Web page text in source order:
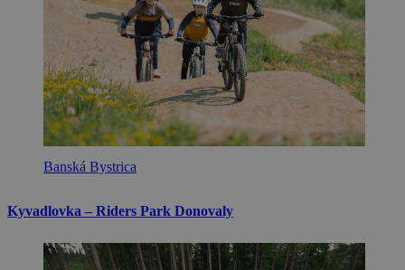
Banská Bystrica
Kyvadlovka – Riders Park Donovaly